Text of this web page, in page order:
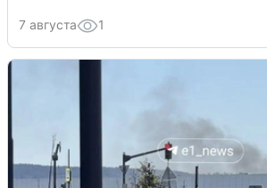
7 августа 1